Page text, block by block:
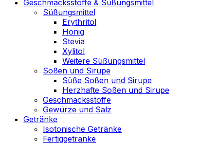
Geschmacksstoffe & Süßungsmittel
Süßungsmittel
Erythritol
Honig
Stevia
Xylitol
Weitere Süßungsmittel
Soßen und Sirupe
Süße Soßen und Sirupe
Herzhafte Soßen und Sirupe
Geschmacksstoffe
Gewürze und Salz
Getränke
Isotonische Getränke
Fertiggetränke